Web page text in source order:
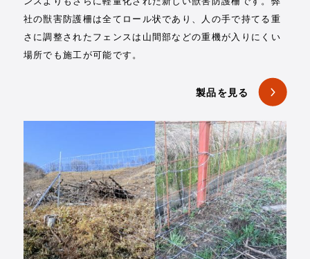
社の獣害防護柵は全てロール状であり、人の手で持てる重
さに調整されたフェンスは山間部などの重機が入りにくい
場所でも施工が可能です。
製品を見る